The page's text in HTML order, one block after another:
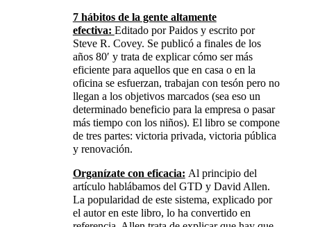
7 hábitos de la gente altamente
efectiva: Editado por Paidos y escrito por
Steve R. Covey. Se publicó a finales de los
años 80′ y trata de explicar cómo ser más
eficiente para aquellos que en casa o en la
oficina se esfuerzan, trabajan con tesón pero no
llegan a los objetivos marcados (sea eso un
determinado beneficio para la empresa o pasar
más tiempo con los niños). El libro se compone
de tres partes: victoria privada, victoria pública
y renovación.
Organízate con eficacia: Al principio del
artículo hablábamos del GTD y David Allen.
La popularidad de este sistema, explicado por
el autor en este libro, lo ha convertido en